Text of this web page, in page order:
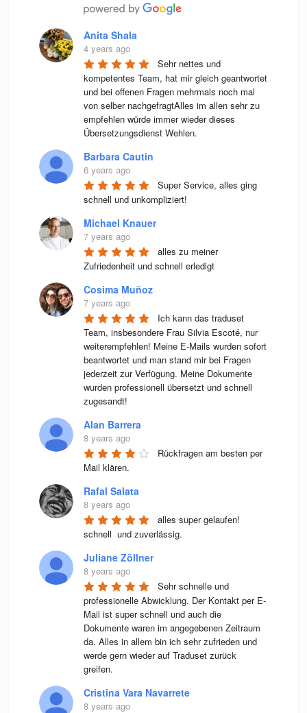
Anita Shala
4 years ago
Sehr nettes und
kompetentes Team, hat mir gleich geantwortet
und bei offenen Fragen mehrmals noch mal
von selber nachgefragtAlles im allen sehr zu
empfehlen würde immer wieder dieses
Übersetzungsdienst Wehlen.
Barbara Cautin
6 years ago
Super Service, alles ging
schnell und unkompliziert!
Michael Knauer
7 years ago
alles zu meiner
Zufriedenheit und schnell erledigt
Cosima Muñoz
7 years ago
Ich kann das traduset
Team, insbesondere Frau Silvia Escoté, nur
weiterempfehlen! Meine E-Mails wurden sofort
beantwortet und man stand mir bei Fragen
jederzeit zur Verfügung. Meine Dokumente
wurden professionell übersetzt und schnell
zugesandt!
Alan Barrera
8 years ago
Rückfragen am besten per
Mail klären.
Rafal Salata
8 years ago
alles super gelaufen!
schnell  und zuverlässig.
Juliane Zöllner
8 years ago
Sehr schnelle und
professionelle Abwicklung. Der Kontakt per E-
Mail ist super schnell und auch die
Dokumente waren im angegebenen Zeitraum
da. Alles in allem bin ich sehr zufrieden und
werde gern wieder auf Traduset zurück
greifen.
Cristina Vara Navarrete
8 years ago